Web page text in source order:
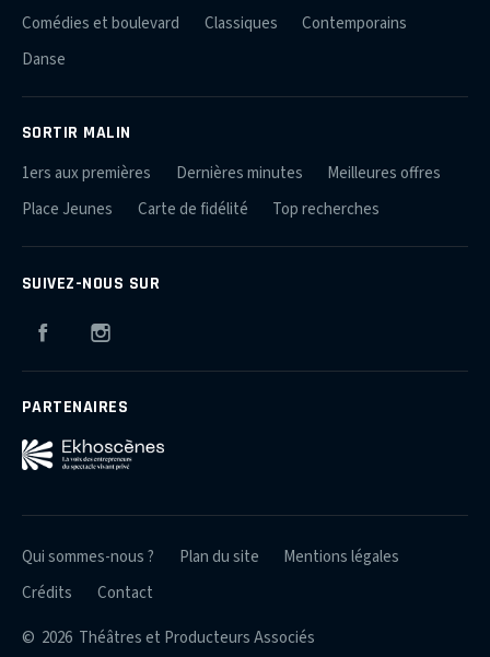
Comédies et boulevard
Classiques
Contemporains
Danse
SORTIR MALIN
1ers aux premières Dernières minutes
Meilleures offres
Place Jeunes
Carte de fidélité Top recherches
SUIVEZ-NOUS SUR
Facebook
PARTENAIRES
© 2026 Théâtres et Producteurs Associés
Qui sommes-nous ? Plan du site
Mentions légales
Crédits
Contact